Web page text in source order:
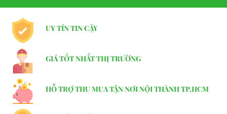
UY TÍN TIN CẬY
GIÁ TỐT NHẤT THỊ TRƯỜNG
HỖ TRỢ THU MUA TẬN NƠI NỘI THÀNH TP.HCM